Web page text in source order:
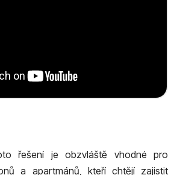
řešení je obzvláště vhodné pro
a apartmánů, kteří chtějí zajistit